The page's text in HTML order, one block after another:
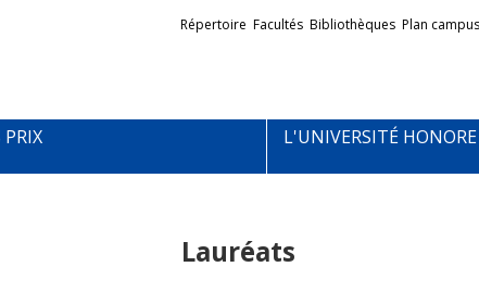
Liens
externes
Répertoire Facultés Bibliothèques Plan campus
PRIX L'UNIVERSITÉ HONORE
Lauréats